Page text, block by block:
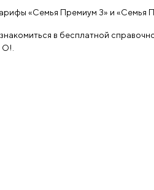
«Семья Премиум 3» и «Семья
в бесплатной